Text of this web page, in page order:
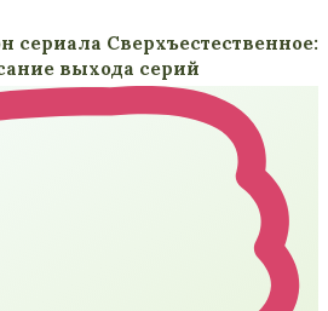
сериала Сверхъестественное:
выхода серий